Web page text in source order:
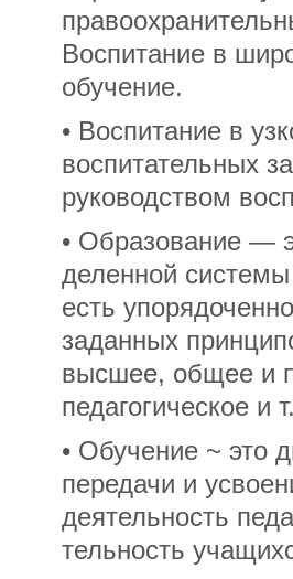
Воспитание в
обучение.
• Воспитание в
воспитательных
руководством
• Образование —
деленной
есть
заданных
высшее, общее и
педагогическое и
• Обучение ~ это
передачи и
деятельность
тельность